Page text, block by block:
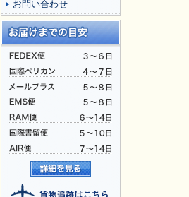
お問い合わせ